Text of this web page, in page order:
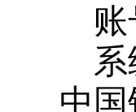
账
中